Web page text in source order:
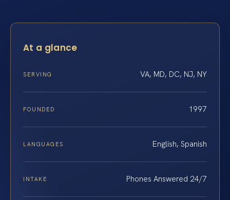
At a glance
SERVING VA, MD, DC, NJ, NY
FOUNDED 1997
LANGUAGES English, Spanish
INTAKE Phones Answered 24/7